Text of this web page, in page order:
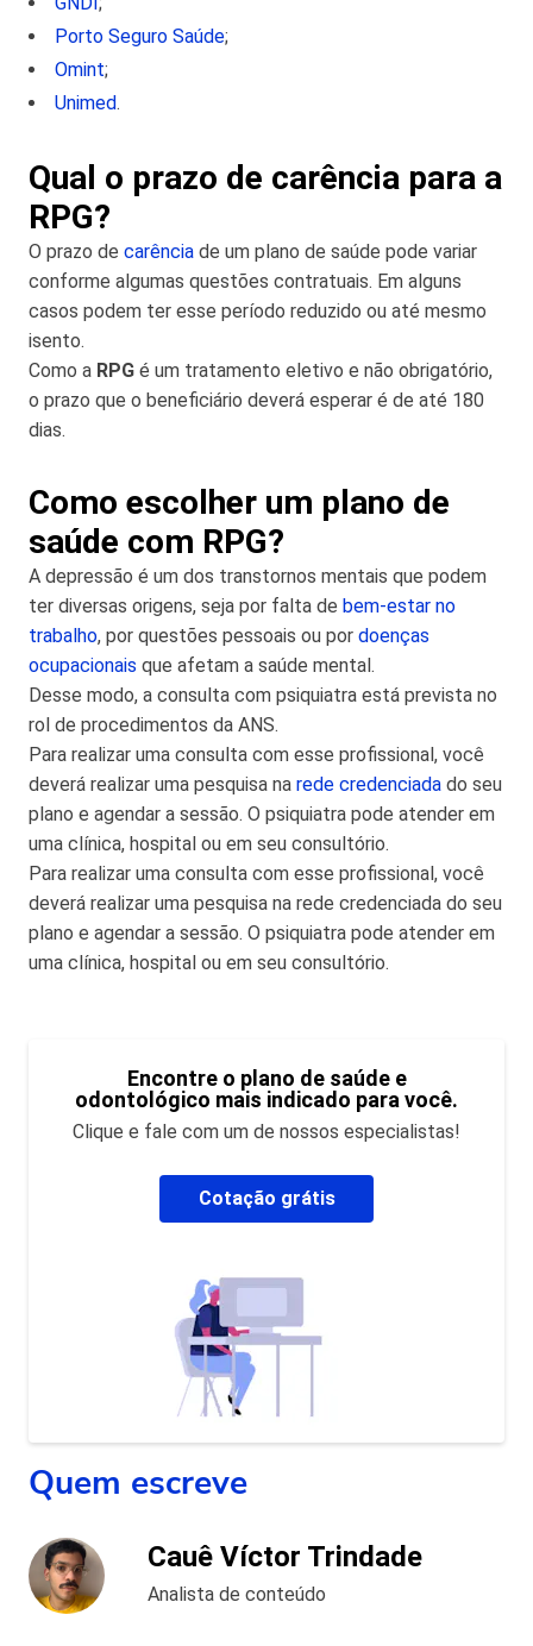
Porto Seguro Saúde;
Omint;
Unimed.
Qual o prazo de carência para a
RPG?
O prazo de carência de um plano de saúde pode variar
conforme algumas questões contratuais. Em alguns
casos podem ter esse período reduzido ou até mesmo
isento.
Como a RPG é um tratamento eletivo e não obrigatório,
o prazo que o beneficiário deverá esperar é de até 180
dias.
Como escolher um plano de
saúde com RPG?
A depressão é um dos transtornos mentais que podem
ter diversas origens, seja por falta de bem-estar no
trabalho, por questões pessoais ou por doenças
ocupacionais que afetam a saúde mental.
Desse modo, a consulta com psiquiatra está prevista no
rol de procedimentos da ANS.
Para realizar uma consulta com esse profissional, você
deverá realizar uma pesquisa na rede credenciada do seu
plano e agendar a sessão. O psiquiatra pode atender em
uma clínica, hospital ou em seu consultório.
Para realizar uma consulta com esse profissional, você
deverá realizar uma pesquisa na rede credenciada do seu
plano e agendar a sessão. O psiquiatra pode atender em
uma clínica, hospital ou em seu consultório.
Encontre o plano de saúde e
odontológico mais indicado para você.
Clique e fale com um de nossos especialistas!
Cotação grátis
Quem escreve
Cauê Víctor Trindade
Analista de conteúdo